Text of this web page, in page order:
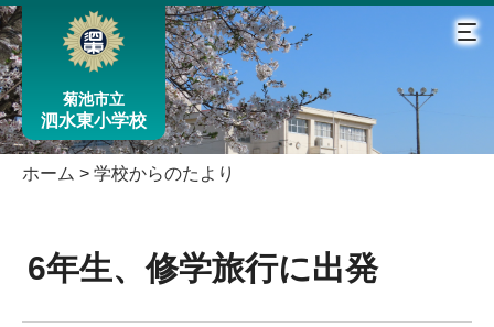
菊池市立
泗水東小学校
ホーム > 学校からのたより
6年生、修学旅行に出発